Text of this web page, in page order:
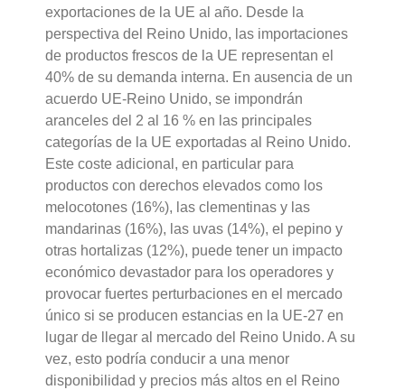
exportaciones de la UE al año. Desde la
perspectiva del Reino Unido, las importaciones
de productos frescos de la UE representan el
40% de su demanda interna. En ausencia de un
acuerdo UE-Reino Unido, se impondrán
aranceles del 2 al 16 % en las principales
categorías de la UE exportadas al Reino Unido.
Este coste adicional, en particular para
productos con derechos elevados como los
melocotones (16%), las clementinas y las
mandarinas (16%), las uvas (14%), el pepino y
otras hortalizas (12%), puede tener un impacto
económico devastador para los operadores y
provocar fuertes perturbaciones en el mercado
único si se producen estancias en la UE-27 en
lugar de llegar al mercado del Reino Unido. A su
vez, esto podría conducir a una menor
disponibilidad y precios más altos en el Reino